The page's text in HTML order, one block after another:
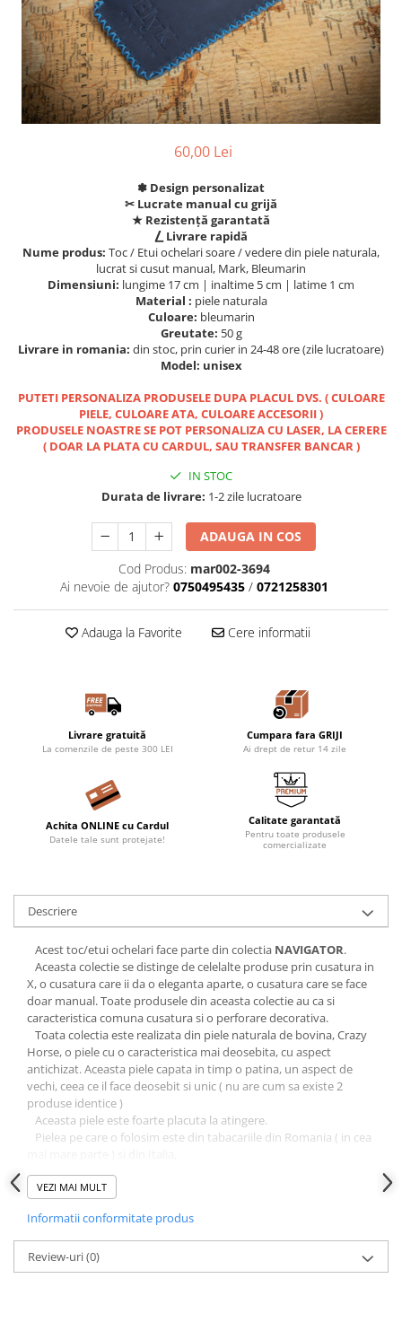
60,00 Lei
✽ Design personalizat
✂︎ Lucrate manual cu grijă
★ Rezistență garantată
⎳ Livrare rapidă
Nume produs: Toc / Etui ochelari soare / vedere din piele naturala,
lucrat si cusut manual, Mark, Bleumarin
Dimensiuni: lungime 17 cm | inaltime 5 cm | latime 1 cm
Material : piele naturala
Culoare: bleumarin
Greutate: 50 g
Livrare in romania: din stoc, prin curier in 24-48 ore (zile lucratoare)
Model: unisex
PUTETI PERSONALIZA PRODUSELE DUPA PLACUL DVS. ( CULOARE
PIELE, CULOARE ATA, CULOARE ACCESORII )
PRODUSELE NOASTRE SE POT PERSONALIZA CU LASER, LA CERERE
( DOAR LA PLATA CU CARDUL, SAU TRANSFER BANCAR )
IN STOC
Durata de livrare: 1-2 zile lucratoare
ADAUGA IN COS
Cod Produs: mar002-3694
Ai nevoie de ajutor? 0750495435 / 0721258301
Adauga la Favorite Cere informatii
Livrare gratuită
La comenzile de peste 300 LEI
Cumpara fara GRIJI
Ai drept de retur 14 zile
Achita ONLINE cu Cardul
Datele tale sunt protejate!
Calitate garantată
Pentru toate produsele
comercializate
Descriere
Acest toc/etui ochelari face parte din colectia NAVIGATOR.
Aceasta colectie se distinge de celelalte produse prin cusatura in
X, o cusatura care ii da o eleganta aparte, o cusatura care se face
doar manual. Toate produsele din aceasta colectie au ca si
caracteristica comuna cusatura si o perforare decorativa.
Toata colectia este realizata din piele naturala de bovina, Crazy
Horse, o piele cu o caracteristica mai deosebita, cu aspect
antichizat. Aceasta piele capata in timp o patina, un aspect de
vechi, ceea ce il face deosebit si unic ( nu are cum sa existe 2
produse identice )
Aceasta piele este foarte placuta la atingere.
Pielea pe care o folosim este din tabacariile din Romania ( in cea
ElyK Creation
Am inceput prin confectionarea unor genti pentru uz personal,
fiind admirate de toti prietenii si cunoscutii. M-au rugat sa la
creez si lor cate o geanta, cate un portofel si alte accesorii. Toti m-
au sfatuit sa nu tin aceste 'bijuterii' doar pentru mine si sa ma
VEZI MAI MULT
Informatii conformitate produs
Review-uri(0)